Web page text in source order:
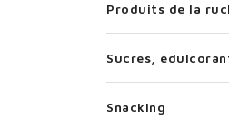
Produits de la
Sucres,
Snacking